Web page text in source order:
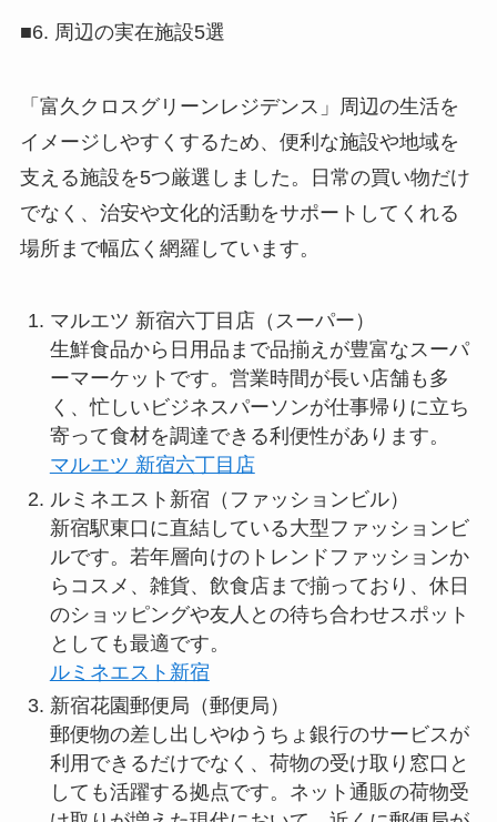
■6. 周辺の実在施設5選
「富久クロスグリーンレジデンス」周辺の生活を
イメージしやすくするため、便利な施設や地域を
支える施設を5つ厳選しました。日常の買い物だけ
でなく、治安や文化的活動をサポートしてくれる
場所まで幅広く網羅しています。
マルエツ 新宿六丁目店（スーパー）
生鮮食品から日用品まで品揃えが豊富なスーパ
ーマーケットです。営業時間が長い店舗も多
く、忙しいビジネスパーソンが仕事帰りに立ち
寄って食材を調達できる利便性があります。
マルエツ 新宿六丁目店
ルミネエスト新宿（ファッションビル）
新宿駅東口に直結している大型ファッションビ
ルです。若年層向けのトレンドファッションか
らコスメ、雑貨、飲食店まで揃っており、休日
のショッピングや友人との待ち合わせスポット
としても最適です。
ルミネエスト新宿
新宿花園郵便局（郵便局）
郵便物の差し出しやゆうちょ銀行のサービスが
利用できるだけでなく、荷物の受け取り窓口と
しても活躍する拠点です。ネット通販の荷物受